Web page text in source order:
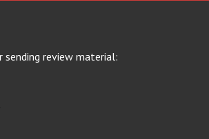
sending review material: